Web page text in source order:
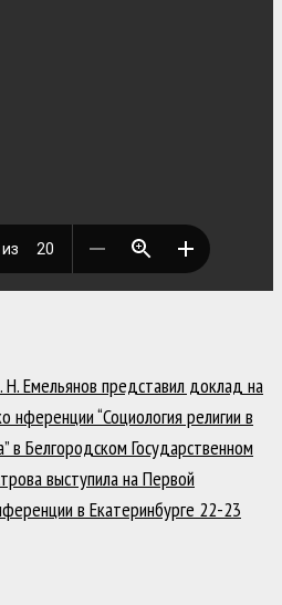
Емельянов представил доклад на
“Социология религии в
Белгородском Государственном
выступила на Первой
в Екатеринбурге 22-23